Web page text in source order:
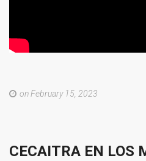
on February 15, 2023
CECAITRA EN LOS